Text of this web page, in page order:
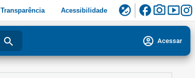
Transparência Acessibilidade flaky facebookphoto_camerasmart_display
search account_circle Acessar